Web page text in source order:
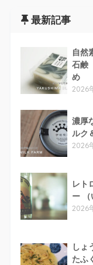
最新記事
自然
石鹸
め
2026
濃厚
ルク
2026
レト
ー （
2026
しょ
たふ